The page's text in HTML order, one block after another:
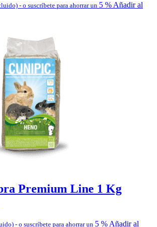
- o suscríbete para ahorrar un 5 % Añadir al
Premium Line 1 Kg
- o suscríbete para ahorrar un 5 % Añadir al